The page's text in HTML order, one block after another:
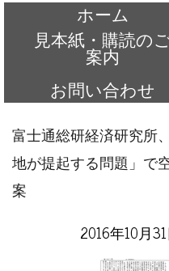
ホーム
見本紙・購読の
案内
お問い合わせ
富士通総研経済研究所
地が提起する問題」で
案
2016年10月